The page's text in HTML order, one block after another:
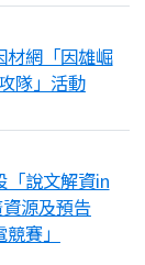
材網「因雄崛
隊」活動
「說文解資in
源及預告
賽」